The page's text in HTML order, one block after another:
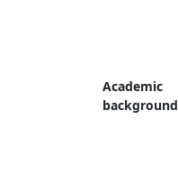
Academic
background